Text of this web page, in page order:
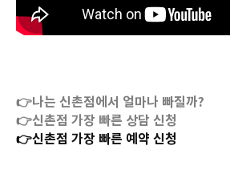
👉나는 신촌점에서 얼마나 빠질까?
👉신촌점 가장 빠른 상담 신청
👉신촌점 가장 빠른 예약 신청